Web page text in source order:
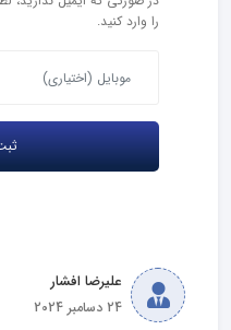
را وارد کنید.
علیرضا افشار
24 دسامبر 2024